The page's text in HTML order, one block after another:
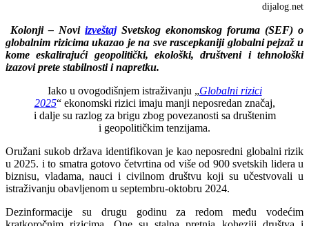
dijalog.net
Kolonji – Novi izveštajSvetskog ekonomskog foruma (SEF) o
globalnim rizicima ukazao je na sve rascepkaniji globalni pejzaž u
kome eskalirajući geopolitički, ekološki, društveni i tehnološki
izazovi prete stabilnosti i napretku.
Iako u ovogodišnjem istraživanju „Globalni rizici
2025“ ekonomski rizici imaju manji neposredan značaj,
i dalje su razlog za brigu zbog povezanosti sa društenim
i geopolitičkim tenzijama.
Oružani sukob država identifikovan je kao neposredni globalni rizik
u 2025. i to smatra gotovo četvrtina od više od 900 svetskih lidera u
biznisu, vladama, nauci i civilnom društvu koji su učestvovali u
istraživanju obavljenom u septembru-oktobru 2024.
Dezinformacije su drugu godinu za redom među vodećim